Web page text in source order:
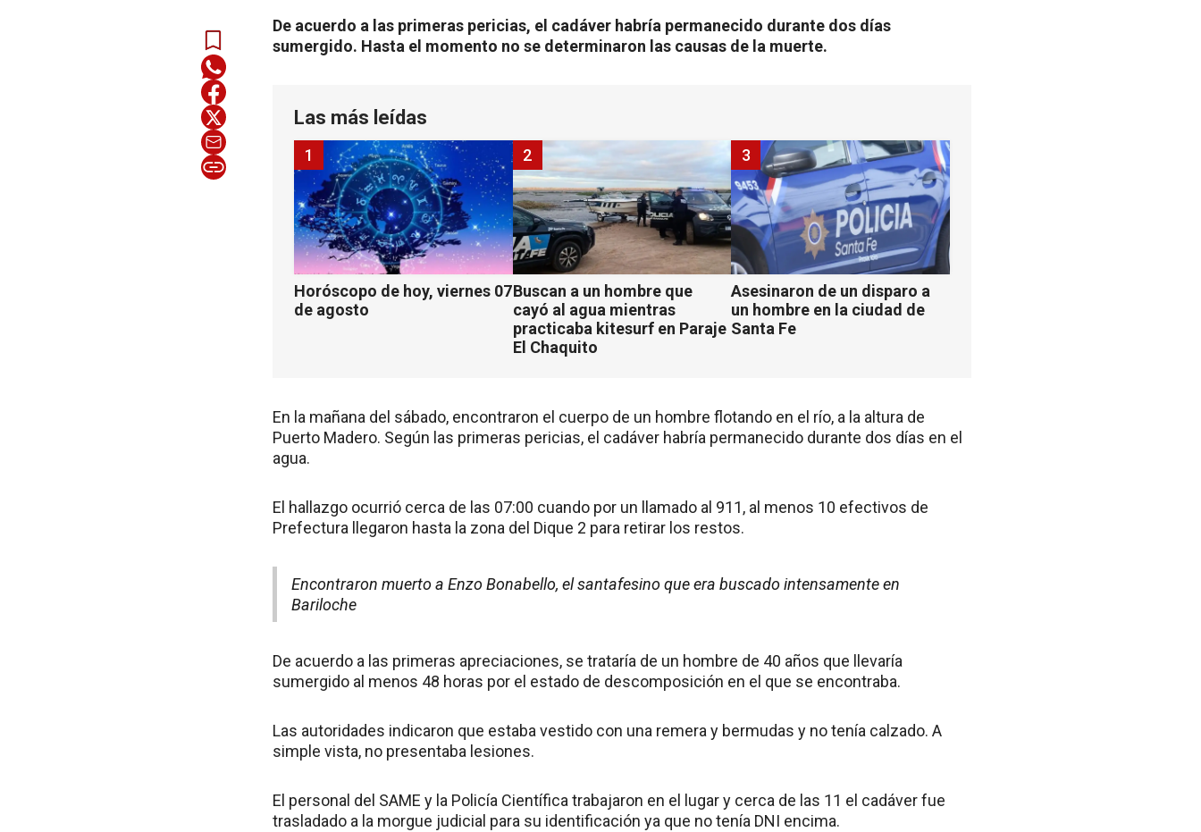
De acuerdo a las primeras pericias, el cadáver habría permanecido durante dos días
sumergido. Hasta el momento no se determinaron las causas de la muerte.
Las más leídas
Horóscopo de hoy, viernes 07
de agosto
1
Buscan a un hombre que
cayó al agua mientras
practicaba kitesurf en Paraje
El Chaquito
2
Asesinaron de un disparo a
un hombre en la ciudad de
Santa Fe
3
En la mañana del sábado, encontraron el cuerpo de un hombre flotando en el río, a la altura de
Puerto Madero. Según las primeras pericias, el cadáver habría permanecido durante dos días en el
agua.
El hallazgo ocurrió cerca de las 07:00 cuando por un llamado al 911, al menos 10 efectivos de
Prefectura llegaron hasta la zona del Dique 2 para retirar los restos.
Encontraron muerto a Enzo Bonabello, el santafesino que era buscado intensamente en
Bariloche
De acuerdo a las primeras apreciaciones, se trataría de un hombre de 40 años que llevaría
sumergido al menos 48 horas por el estado de descomposición en el que se encontraba.
Las autoridades indicaron que estaba vestido con una remera y bermudas y no tenía calzado. A
simple vista, no presentaba lesiones.
El personal del SAME y la Policía Científica trabajaron en el lugar y cerca de las 11 el cadáver fue
trasladado a la morgue judicial para su identificación ya que no tenía DNI encima.